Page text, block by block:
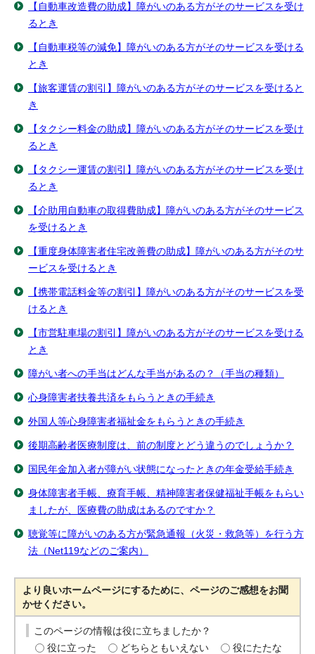
【自動車改造費の助成】障がいのある方がそのサービスを受け
るとき
【自動車税等の減免】障がいのある方がそのサービスを受ける
とき
【旅客運賃の割引】障がいのある方がそのサービスを受けると
き
【タクシー料金の助成】障がいのある方がそのサービスを受け
るとき
【タクシー運賃の割引】障がいのある方がそのサービスを受け
るとき
【介助用自動車の取得費助成】障がいのある方がそのサービス
を受けるとき
【重度身体障害者住宅改善費の助成】障がいのある方がそのサ
ービスを受けるとき
【携帯電話料金等の割引】障がいのある方がそのサービスを受
けるとき
【市営駐車場の割引】障がいのある方がそのサービスを受ける
とき
障がい者への手当はどんな手当があるの？（手当の種類）
心身障害者扶養共済をもらうときの手続き
外国人等心身障害者福祉金をもらうときの手続き
後期高齢者医療制度は、前の制度とどう違うのでしょうか？
国民年金加入者が障がい状態になったときの年金受給手続き
身体障害者手帳、療育手帳、精神障害者保健福祉手帳をもらい
ましたが、医療費の助成はあるのですか？
聴覚等に障がいのある方が緊急通報（火災・救急等）を行う方
法（Net119などのご案内）
より良いホームページにするために、ページのご感想をお聞
かせください。
このページの情報は役に立ちましたか？
役に立った
どちらともいえない
役にたたな